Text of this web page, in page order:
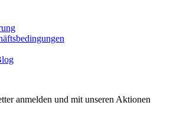
anmelden und mit unseren Aktionen